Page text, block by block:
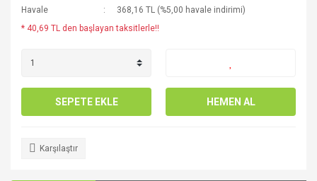
Havale
368,16 TL (%5,00 havale indirimi)
* 40,69 TL den başlayan taksitlerle!!
SEPETE EKLE HEMEN AL
Karşılaştır